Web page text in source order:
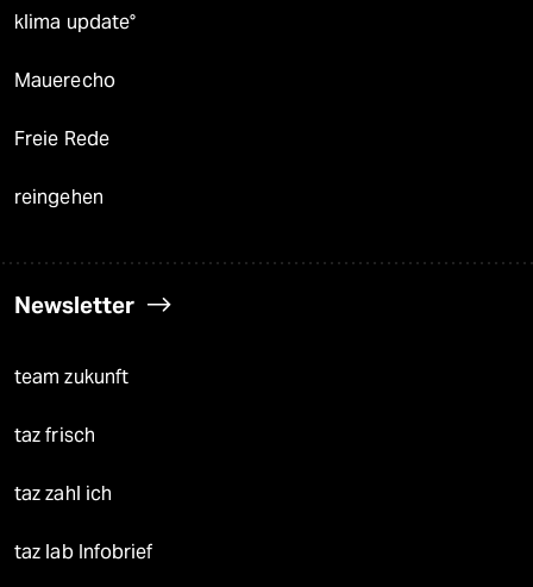
klima update°
Mauerecho
Freie Rede
reingehen
Newsletter
team zukunft
taz frisch
taz zahl ich
taz lab Infobrief